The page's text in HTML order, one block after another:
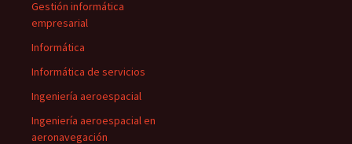
Gestión informática
empresarial
Informática
Informática de servicios
Ingeniería aeroespacial
Ingeniería aeroespacial en
aeronavegación